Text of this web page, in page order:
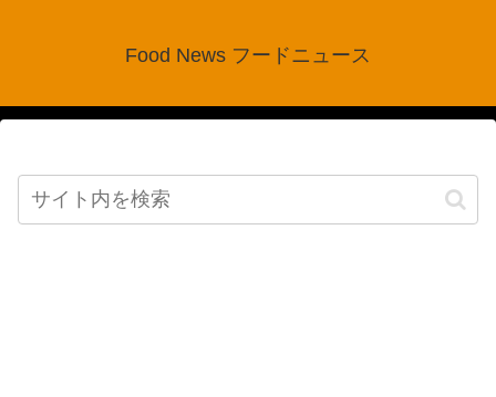
Food News フードニュース